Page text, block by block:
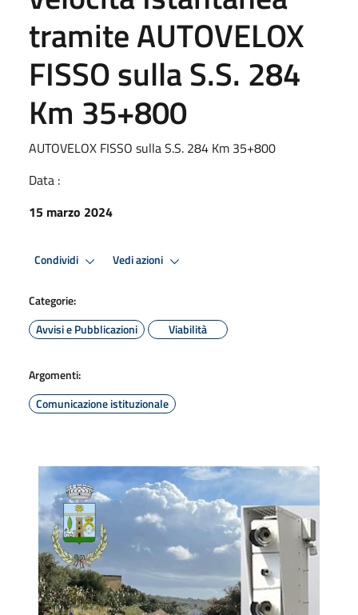
tramite AUTOVELOX
FISSO sulla S.S. 284
Km 35+800
AUTOVELOX FISSO sulla S.S. 284 Km 35+800
Data :
15 marzo 2024
Condividi Vedi azioni
Categorie:
Avvisi e Pubblicazioni
Viabilità
Argomenti:
Comunicazione istituzionale